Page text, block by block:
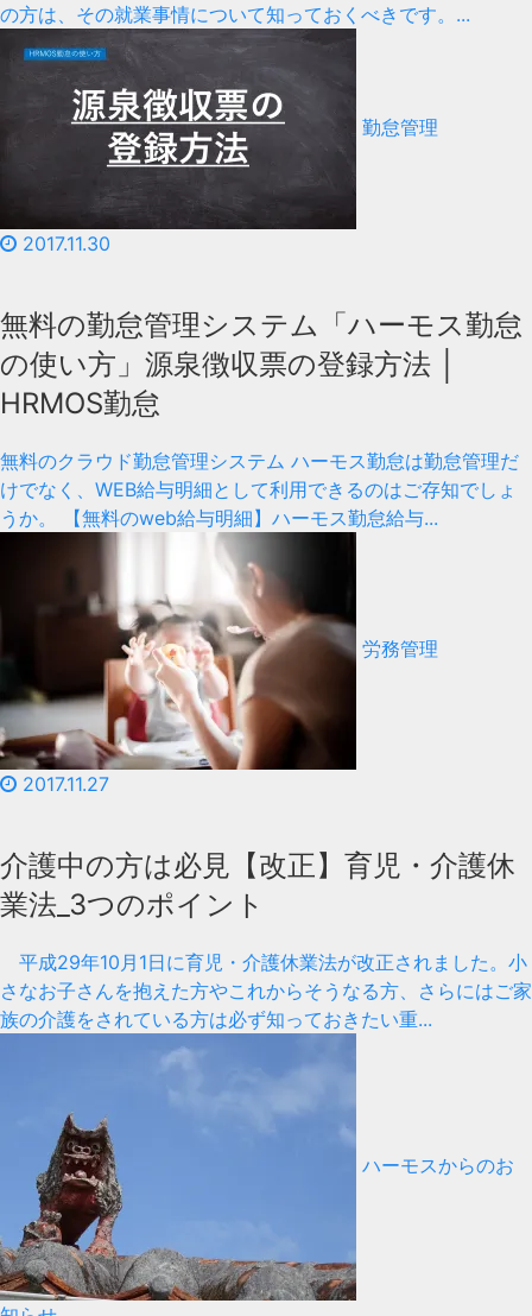
の方は、その就業事情について知っておくべきです。...
勤怠管理
2017.11.30
無料の勤怠管理システム「ハーモス勤怠
の使い方」源泉徴収票の登録方法 │
HRMOS勤怠
無料のクラウド勤怠管理システム ハーモス勤怠は勤怠管理だ
けでなく、WEB給与明細として利用できるのはご存知でしょ
うか。 【無料のweb給与明細】ハーモス勤怠給与...
労務管理
2017.11.27
介護中の方は必見【改正】育児・介護休
業法_3つのポイント
平成29年10月1日に育児・介護休業法が改正されました。小
さなお子さんを抱えた方やこれからそうなる方、さらにはご家
族の介護をされている方は必ず知っておきたい重...
ハーモスからのお